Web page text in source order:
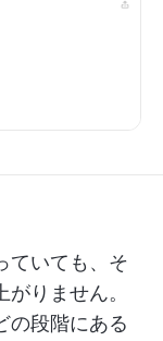
ていても、そ
りません。
の段階にある